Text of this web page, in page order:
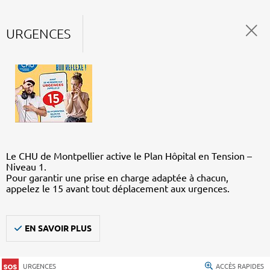
URGENCES
Le CHU de Montpellier active le Plan Hôpital en Tension –
Niveau 1.
Pour garantir une prise en charge adaptée à chacun,
appelez le 15 avant tout déplacement aux urgences.
EN SAVOIR PLUS
URGENCES ACCÈS RAPIDES